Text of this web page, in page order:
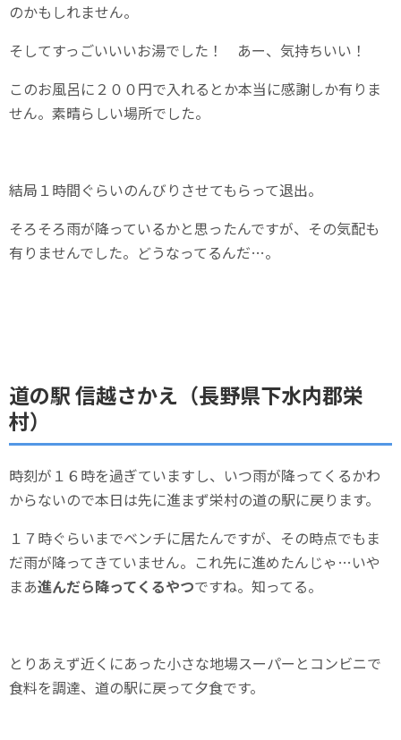
のかもしれません。
そしてすっごいいいお湯でした！ あー、気持ちいい！
このお風呂に２００円で入れるとか本当に感謝しか有りま
せん。素晴らしい場所でした。
結局１時間ぐらいのんびりさせてもらって退出。
そろそろ雨が降っているかと思ったんですが、その気配も
有りませんでした。どうなってるんだ…。
道の駅 信越さかえ（長野県下水内郡栄
村）
時刻が１６時を過ぎていますし、いつ雨が降ってくるかわ
からないので本日は先に進まず栄村の道の駅に戻ります。
１７時ぐらいまでベンチに居たんですが、その時点でもま
だ雨が降ってきていません。これ先に進めたんじゃ…いや
まあ進んだら降ってくるやつですね。知ってる。
とりあえず近くにあった小さな地場スーパーとコンビニで
食料を調達、道の駅に戻って夕食です。